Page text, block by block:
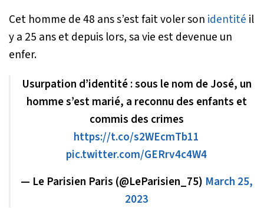
Cet homme de 48 ans s’est fait voler son identité il
y a 25 ans et depuis lors, sa vie est devenue un
enfer.
Usurpation d’identité : sous le nom de José, un
homme s’est marié, a reconnu des enfants et
commis des crimes
https://t.co/s2WEcmTb11
pic.twitter.com/GERrv4c4W4
— Le Parisien Paris (@LeParisien_75) March 25,
2023